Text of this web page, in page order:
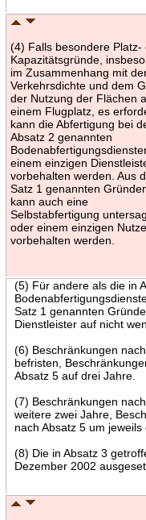
(4) Falls besondere Platz-
Kapazitätsgründe,
im Zusammenhang mit
Verkehrsdichte und dem
der Nutzung der Flächen
einem Flugplatz, es
kann die Abfertigung bei
Absatz 2 genannten
einem einzigen
vorbehalten werden. Aus
Satz 1 genannten
kann auch eine
Selbstabfertigung
oder einem einzigen
vorbehalten werden.
(5) Für andere als die in
Satz 1 genannten
Dienstleister auf nicht
(6) Beschränkungen
befristen,
Absatz 5 auf drei Jahre.
(7) Beschränkungen
weitere zwei Jahre,
nach Absatz 5 um
(8) Die in Absatz 3
Dezember 2002